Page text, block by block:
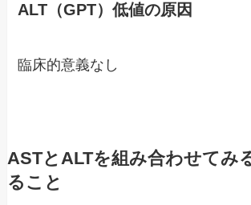
ALT（GPT）低値の原因
臨床的意義なし
ASTとALTを組み合わせてみ
ること